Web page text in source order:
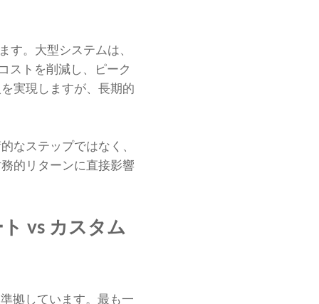
す。大型システムは、
ストを削減し、ピーク
実現しますが、長期的
なステップではなく、
的リターンに直接影響
vs カスタム
拠しています。最も一